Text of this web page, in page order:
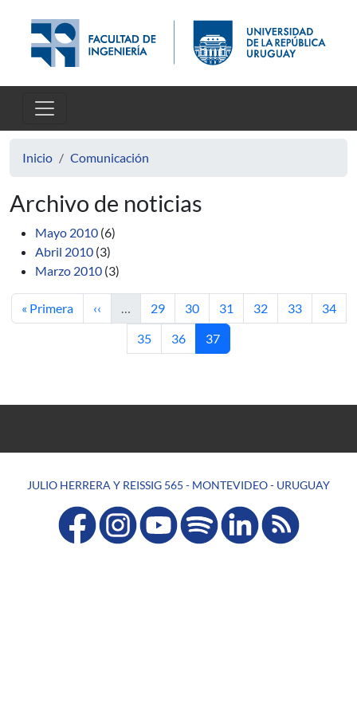
Inicio Comunicación
Archivo de noticias
Mayo 2010 (6)
Abril 2010 (3)
Marzo 2010 (3)
Primera página
« Primera Página anterior
‹‹ … Página
29 Página
30 Página
31 Página
32 Página
33
34
Página
35 Página
36 Página actual
37
JULIO HERRERA Y REISSIG 565 - MONTEVIDEO - URUGUAY